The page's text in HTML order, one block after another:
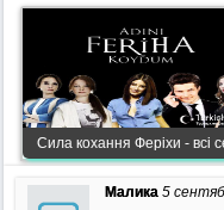
Сила кохання Феріхи - всі
Малика 5